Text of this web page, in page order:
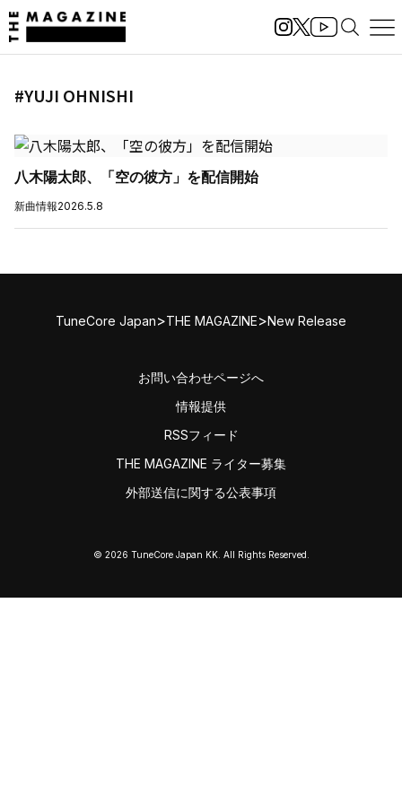
#YUJI OHNISHI
八木陽太郎、「空の彼方」を配信開始
新曲情報2026.5.8
TuneCore Japan>THE MAGAZINE>New Release
お問い合わせページへ
情報提供
RSSフィード
THE MAGAZINE ライター募集
外部送信に関する公表事項
© 2026 TuneCore Japan KK. All Rights Reserved.